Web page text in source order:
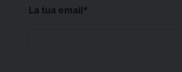
La tua email*